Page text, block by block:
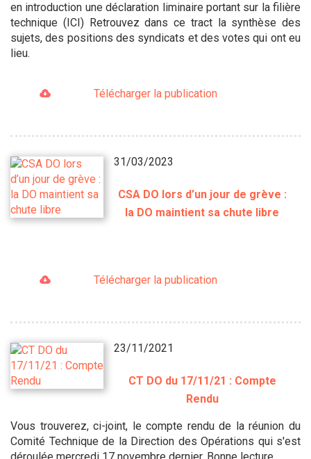
en introduction une déclaration liminaire portant sur la filière
technique (ICI) Retrouvez dans ce tract la synthèse des
sujets, des positions des syndicats et des votes qui ont eu
lieu.
Télécharger la publication
31/03/2023
CSA DO lors d’un jour de grève :
la DO maintient sa chute libre
Télécharger la publication
23/11/2021
CT DO du 17/11/21 : Compte
Rendu
Vous trouverez, ci-joint, le compte rendu de la réunion du
Comité Technique de la Direction des Opérations qui s'est